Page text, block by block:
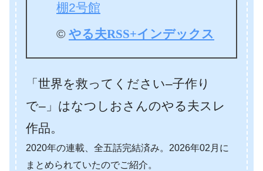
棚2号館
© やる夫RSS+インデックス
「世界を救ってください–子作り
で–」はなつしおさんのやる夫スレ
作品。
2020年の連載、全五話完結済み。2026年02月に
まとめられていたのでご紹介。